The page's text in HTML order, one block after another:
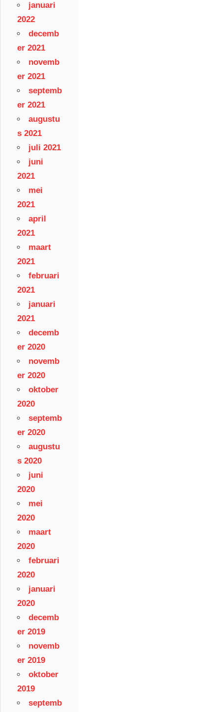
januari
2022
decemb
er 2021
novemb
er 2021
septemb
er 2021
augustu
s 2021
juli 2021
juni
2021
mei
2021
april
2021
maart
2021
februari
2021
januari
2021
decemb
er 2020
novemb
er 2020
oktober
2020
septemb
er 2020
augustu
s 2020
juni
2020
mei
2020
maart
2020
februari
2020
januari
2020
decemb
er 2019
novemb
er 2019
oktober
2019
septemb